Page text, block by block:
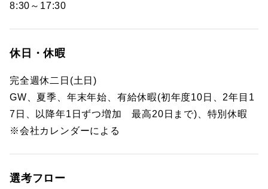
8:30～17:30
休日・休暇
完全週休二日(土日)
GW、夏季、年末年始、有給休暇(初年度10日、2年目1
7日、以降年1日ずつ増加 最高20日まで)、特別休暇
※会社カレンダーによる
選考フロー